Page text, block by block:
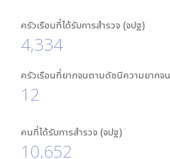
ครัวเรือนที่ได้รับการสำรวจ (จปฐ)
4,334
ครัวเรือนที่ยากจนตามดัชนีความยาก
12
คนที่ได้รับการสำรวจ (จปฐ)
10,652